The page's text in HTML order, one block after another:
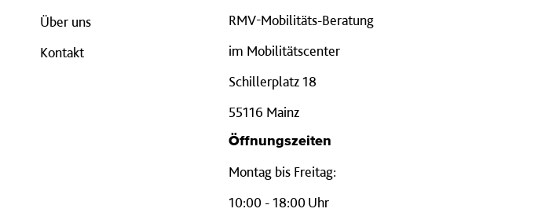
Über uns
Kontakt
RMV-Mobilitäts-Beratung
im Mobilitätscenter
Schillerplatz 18
55116 Mainz
Öffnungszeiten
Montag bis Freitag:
10:00 - 18:00 Uhr